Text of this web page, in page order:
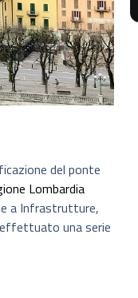
del ponte
Lombardia
a Infrastrutture,
una serie